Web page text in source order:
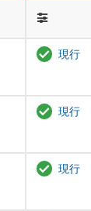
現行
現行
現行